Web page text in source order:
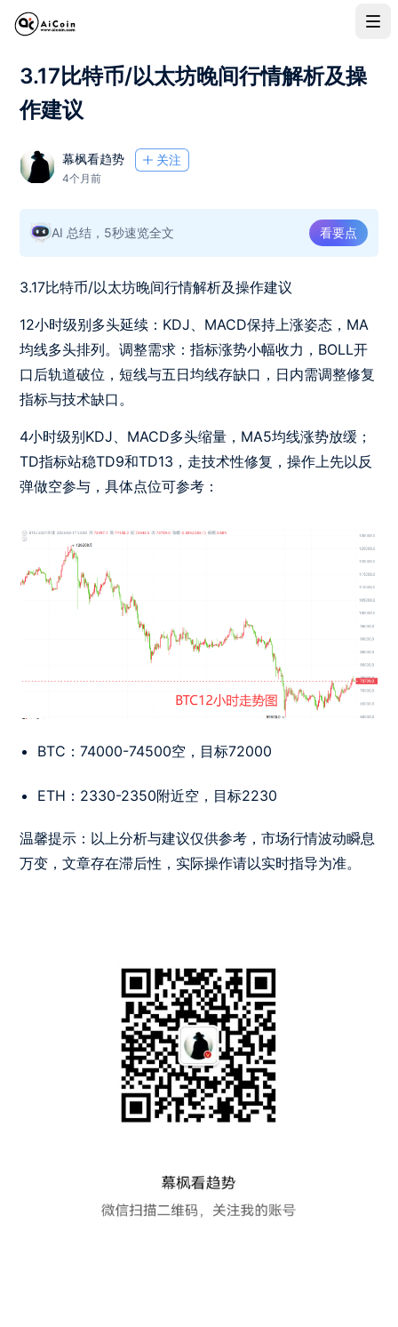
3.17比特币/以太坊晚间行情解析及操
作建议
幕枫看趋势 关注
4个月前
AI 总结，5秒速览全文 看要点
3.17比特币/以太坊晚间行情解析及操作建议
12小时级别多头延续：KDJ、MACD保持上涨姿态，MA
均线多头排列。调整需求：指标涨势小幅收力，BOLL开
口后轨道破位，短线与五日均线存缺口，日内需调整修复
指标与技术缺口。
4小时级别KDJ、MACD多头缩量，MA5均线涨势放缓；
TD指标站稳TD9和TD13，走技术性修复，操作上先以反
弹做空参与，具体点位可参考：
BTC：74000-74500空，目标72000
ETH：2330-2350附近空，目标2230
温馨提示：以上分析与建议仅供参考，市场行情波动瞬息
万变，文章存在滞后性，实际操作请以实时指导为准。